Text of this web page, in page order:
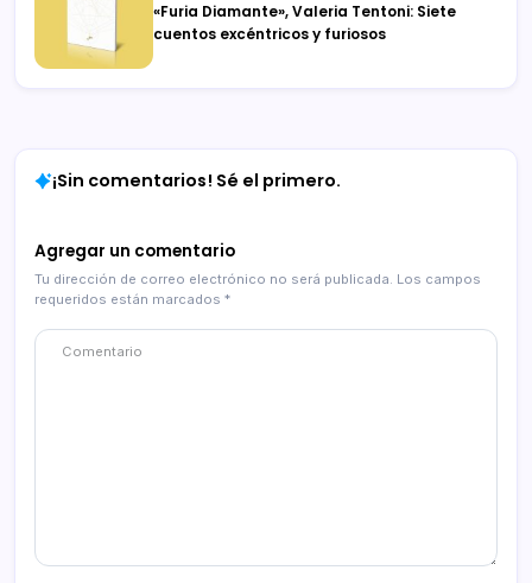
«Furia Diamante», Valeria Tentoni: Siete
cuentos excéntricos y furiosos
¡Sin comentarios! Sé el primero.
Agregar un comentario
Tu dirección de correo electrónico no será publicada. Los campos
requeridos están marcados *